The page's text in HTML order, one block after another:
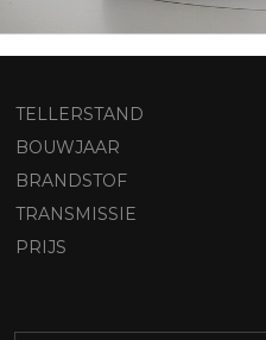
TELLERSTAND
BOUWJAAR
BRANDSTOF
TRANSMISSIE
PRIJS